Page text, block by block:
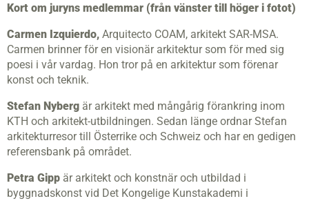
Kort om juryns medlemmar (från vänster till höger i fotot)
Carmen Izquierdo, Arquitecto COAM, arkitekt SAR-MSA.
Carmen brinner för en visionär arkitektur som för med sig
poesi i vår vardag. Hon tror på en arkitektur som förenar
konst och teknik.
Stefan Nyberg är arkitekt med mångårig förankring inom
KTH och arkitekt-utbildningen. Sedan länge ordnar Stefan
arkitekturresor till Österrike och Schweiz och har en gedigen
referensbank på området.
Petra Gipp är arkitekt och konstnär och utbildad i
byggnadskonst vid Det Kongelige Kunstakademi i